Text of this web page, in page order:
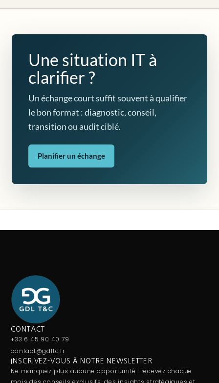
Une situation IT à
clarifier ?
Un échange court suffit souvent à qualifier
le bon format : diagnostic, conseil,
transition ou audit ciblé.
Planifier un échange
CONTACT
+33 6 45 90 40 79
contact@gdltc.fr
INSCRIVEZ-VOUS À NOTRE NEWSLETTER
Ne manquez plus aucune opportunité : recevez chaque